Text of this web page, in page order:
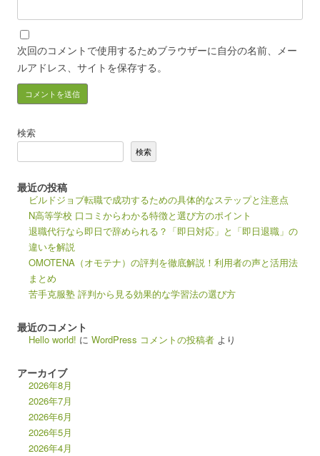
次回のコメントで使用するためブラウザーに自分の名前、メー
ルアドレス、サイトを保存する。
検索
検索
最近の投稿
ビルドジョブ転職で成功するための具体的なステップと注意点
N高等学校 口コミからわかる特徴と選び方のポイント
退職代行なら即日で辞められる？「即日対応」と「即日退職」の
違いを解説
OMOTENA（オモテナ）の評判を徹底解説！利用者の声と活用法
まとめ
苦手克服塾 評判から見る効果的な学習法の選び方
最近のコメント
Hello world! に WordPress コメントの投稿者 より
アーカイブ
2026年8月
2026年7月
2026年6月
2026年5月
2026年4月